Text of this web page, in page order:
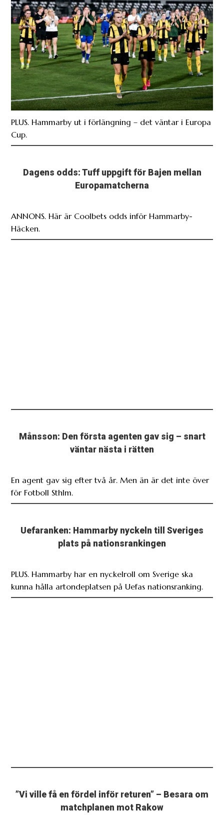
PLUS. Hammarby ut i förlängning – det väntar i Europa
Cup.
Dagens odds: Tuff uppgift för Bajen mellan
Europamatcherna
ANNONS. Här är Coolbets odds inför Hammarby-
Häcken.
Månsson: Den första agenten gav sig – snart
väntar nästa i rätten
En agent gav sig efter två år. Men än är det inte över
för Fotboll Sthlm.
Uefaranken: Hammarby nyckeln till Sveriges
plats på nationsrankingen
PLUS. Hammarby har en nyckelroll om Sverige ska
kunna hålla artondeplatsen på Uefas nationsranking.
”Vi ville få en fördel inför returen” – Besara om
matchplanen mot Rakow